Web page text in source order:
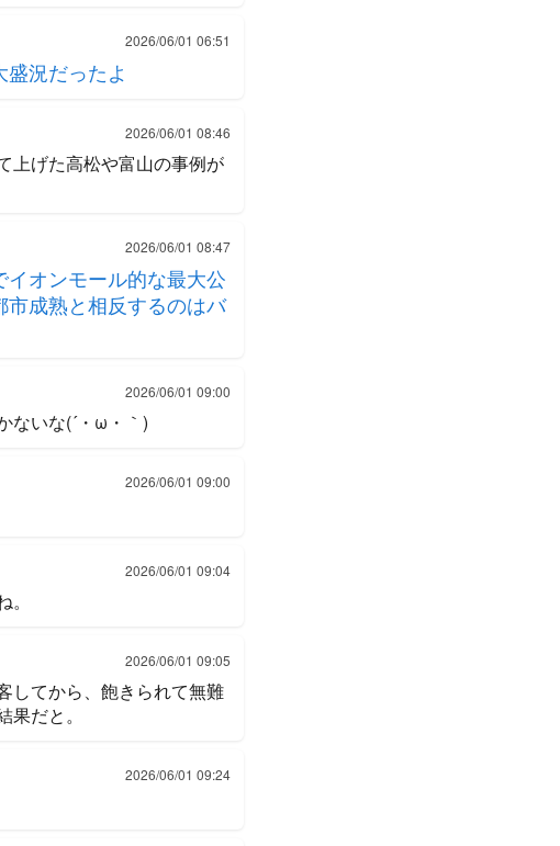
2026/06/01 06:51
況だったよ
2026/06/01 08:46
上げた高松や富山の事例が
2026/06/01 08:47
オンモール的な最大公
成熟と相反するのはバ
2026/06/01 09:00
ないな(´・ω・｀)
2026/06/01 09:00
2026/06/01 09:04
2026/06/01 09:05
してから、飽きられて無難
だと。
2026/06/01 09:24